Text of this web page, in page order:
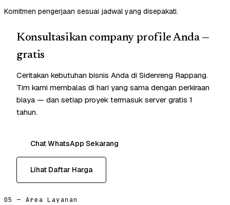
Komitmen pengerjaan sesuai jadwal yang disepakati.
Konsultasikan company profile Anda —
gratis
Ceritakan kebutuhan bisnis Anda di Sidenreng Rappang.
Tim kami membalas di hari yang sama dengan perkiraan
biaya — dan setiap proyek termasuk server gratis 1
tahun.
Chat WhatsApp Sekarang
Lihat Daftar Harga
05 — Area Layanan